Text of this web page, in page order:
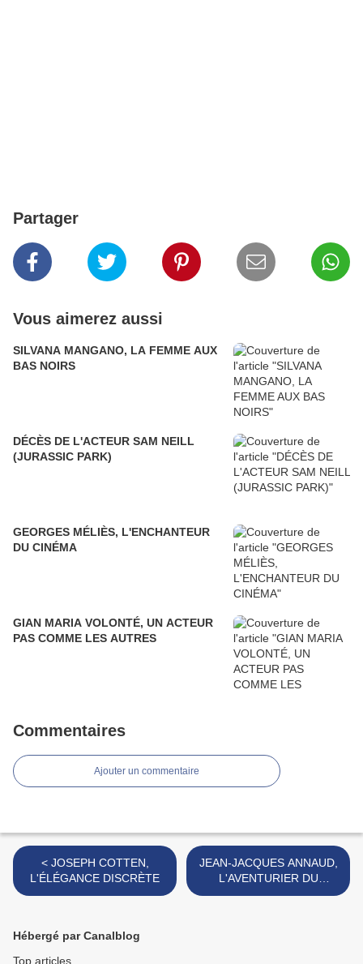
Partager
Vous aimerez aussi
SILVANA MANGANO, LA FEMME AUX
BAS NOIRS
DÉCÈS DE L'ACTEUR SAM NEILL
(JURASSIC PARK)
GEORGES MÉLIÈS, L'ENCHANTEUR
DU CINÉMA
GIAN MARIA VOLONTÉ, UN ACTEUR
PAS COMME LES AUTRES
Commentaires
Ajouter un commentaire
< JOSEPH COTTEN,
L'ÉLÉGANCE DISCRÈTE
JEAN-JACQUES ANNAUD,
L'AVENTURIER DU
CINÉMA FRANCAIS >
Hébergé par Canalblog
Top articles